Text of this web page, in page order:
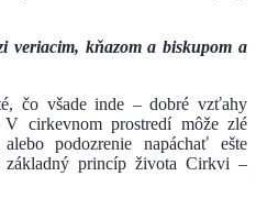
veriacim, kňazom a biskupom a
čo všade inde – dobré vzťahy
cirkevnom prostredí môže zlé
podozrenie napáchať ešte
základný princíp života Cirkvi –